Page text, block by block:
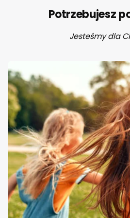
Potrzebujesz
Jesteśmy dla